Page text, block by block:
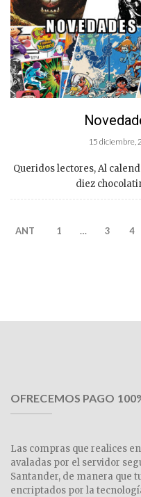
15 diciembre,
Queridos lectores, Al
diez
ANT 1 … 3 4
OFRECEMOS PAGO
Las compras que realices
avaladas por el servidor
Santander, de manera que
encriptados por la